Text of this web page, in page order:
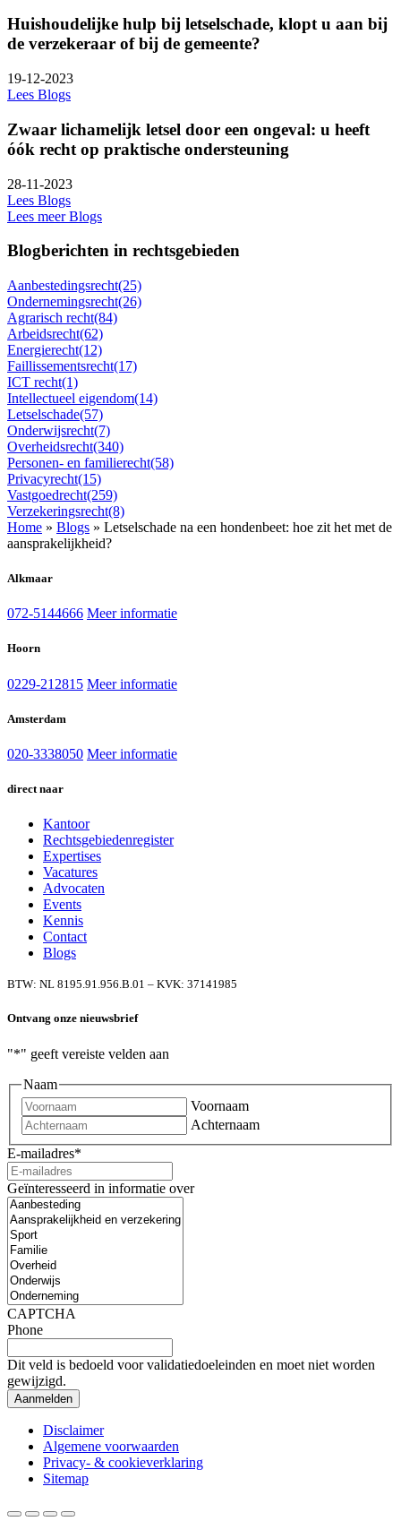
Huishoudelijke hulp bij letselschade, klopt u aan bij
de verzekeraar of bij de gemeente?
19-12-2023
Lees Blogs
Zwaar lichamelijk letsel door een ongeval: u heeft
óók recht op praktische ondersteuning
28-11-2023
Lees Blogs
Lees meer Blogs
Blogberichten in rechtsgebieden
Aanbestedingsrecht(25)
Ondernemingsrecht(26)
Agrarisch recht(84)
Arbeidsrecht(62)
Energierecht(12)
Faillissementsrecht(17)
ICT recht(1)
Intellectueel eigendom(14)
Letselschade(57)
Onderwijsrecht(7)
Overheidsrecht(340)
Personen- en familierecht(58)
Privacyrecht(15)
Vastgoedrecht(259)
Verzekeringsrecht(8)
Home » Blogs » Letselschade na een hondenbeet: hoe zit het met de
aansprakelijkheid?
Alkmaar
072-5144666 Meer informatie
Hoorn
0229-212815 Meer informatie
Amsterdam
020-3338050 Meer informatie
direct naar
Kantoor
Rechtsgebiedenregister
Expertises
Vacatures
Advocaten
Events
Kennis
Contact
Blogs
BTW: NL 8195.91.956.B.01 – KVK: 37141985
Ontvang onze nieuwsbrief
"*" geeft vereiste velden aan
Naam
Voornaam
Achternaam
E-mailadres*
Geïnteresseerd in informatie over
CAPTCHA
Phone
Dit veld is bedoeld voor validatiedoeleinden en moet niet worden
gewijzigd.
Disclaimer
Algemene voorwaarden
Privacy- & cookieverklaring
Sitemap